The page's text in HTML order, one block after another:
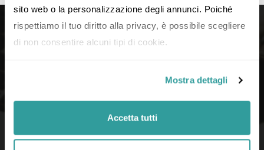
sito web o la personalizzazione degli annunci. Poiché
rispettiamo il tuo diritto alla privacy, è possibile scegliere
di non consentire alcuni tipi di cookie.
Mostra dettagli
Accetta tutti